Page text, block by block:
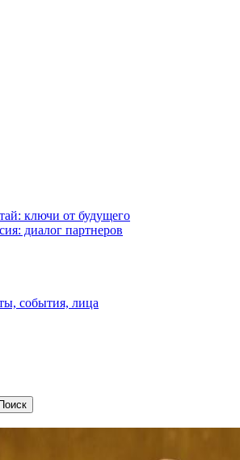
ключи от будущего
диалог партнеров
события, лица